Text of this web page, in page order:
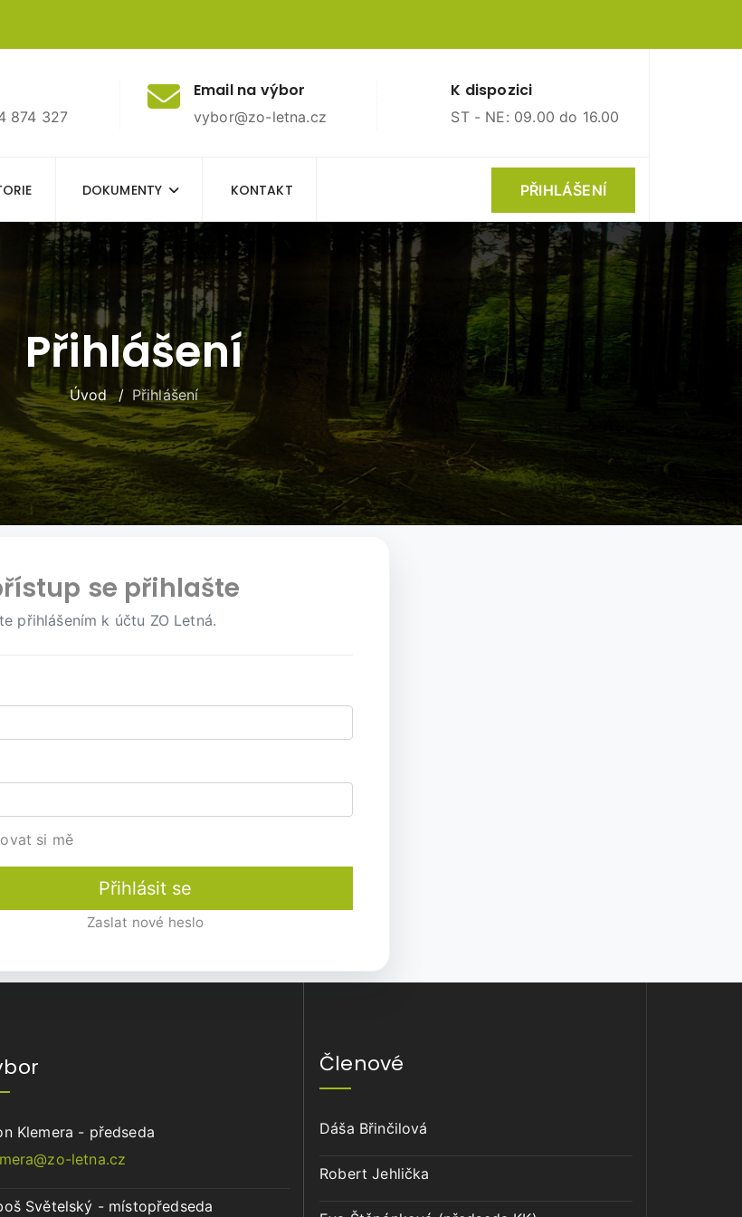
874 327
Email na výbor
vybor@zo-letna.cz
K dispozici
ST - NE: 09.00 do 16.00
DOKUMENTY KONTAKT PŘIHLÁŠENÍ
Přihlášení
Úvod Přihlášení
se přihlašte
přihlášením k účtu ZO Letná.
si mě
Přihlásit se
Zaslat nové heslo
Klemera - předseda
letna.cz
Světelský - místopředseda
Členové
Dáša Břinčilová
Robert Jehlička